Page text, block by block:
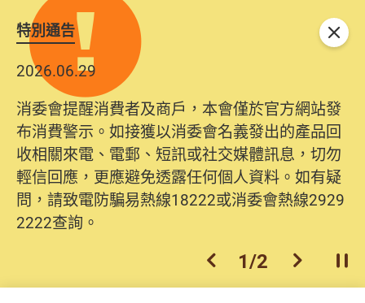
特別通告
2026.06.29
消委會提醒消費者及商戶，本會僅於官方網站發
布消費警示。如接獲以消委會名義發出的產品回
收相關來電、電郵、短訊或社交媒體訊息，切勿
輕信回應，更應避免透露任何個人資料。如有疑
問，請致電防騙易熱線18222或消委會熱線2929
2222查詢。
上一個
1/2 下一個開
關閉